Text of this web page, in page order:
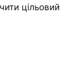
цільовий